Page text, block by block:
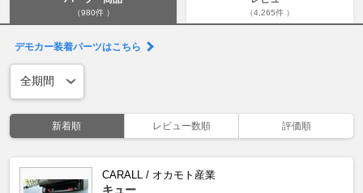
（980件 ） （4,265件 ）
デモカー装着パーツはこちら
新着順 レビュー数順 評価順
CARALL / オカモト産業
キュー